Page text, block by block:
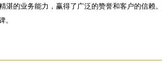
湛的业务能力，赢得了广泛的赞誉和客户的信赖
。